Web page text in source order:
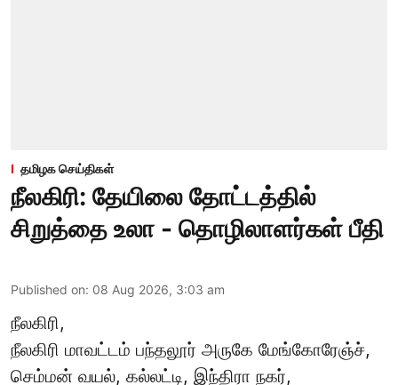
தமிழக செய்திகள்
நீலகிரி: தேயிலை தோட்டத்தில்
சிறுத்தை உலா - தொழிலாளர்கள் பீதி
Published on: 08 Aug 2026, 3:03 am
நீலகிரி,
நீலகிரி மாவட்டம் பந்தலூர் அருகே மேங்கோரேஞ்ச்,
செம்மன் வயல், கல்லட்டி, இந்திரா நகர்,